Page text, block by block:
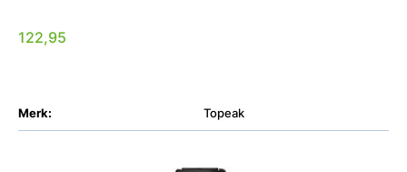
122,95
Merk: Topeak